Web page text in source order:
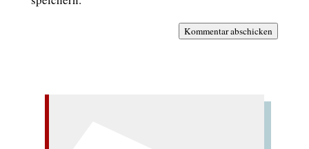
Kommentar abschicken